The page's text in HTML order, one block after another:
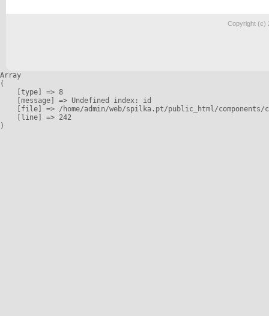
Copyright (c)
Array
(
    [type] => 8
    [message] => Undefined index: id
[file] => /home/admin/web/spilka.pt/public_html/
    [line] => 242